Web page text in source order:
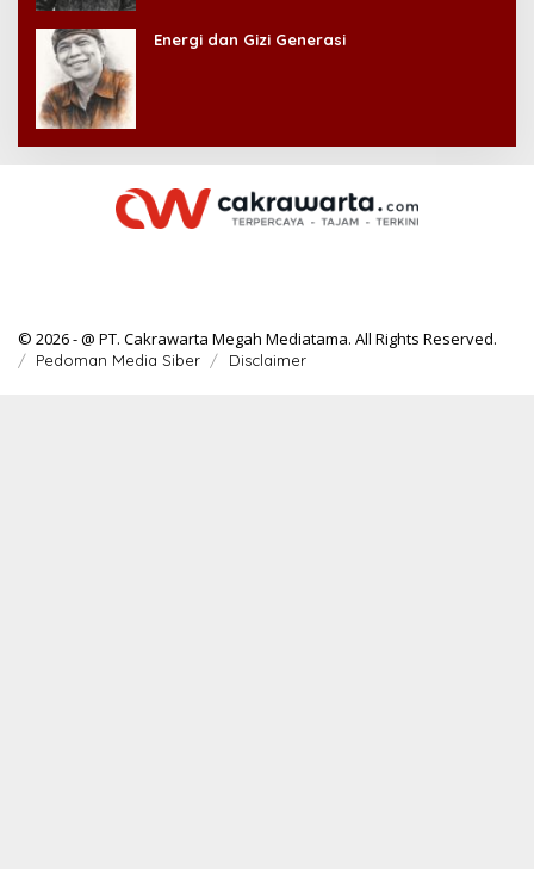
Energi dan Gizi Generasi
© 2026 - @ PT. Cakrawarta Megah Mediatama. All Rights Reserved.
Pedoman Media Siber Disclaimer